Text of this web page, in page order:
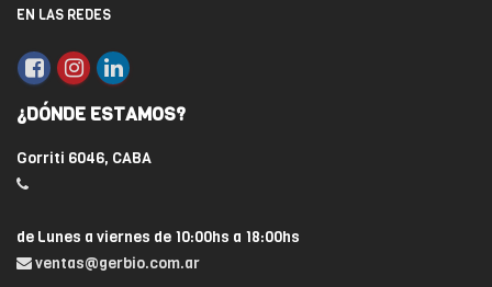
EN LAS REDES
¿DÓNDE ESTAMOS?
Gorriti 6046, CABA
de Lunes a viernes de 10:00hs a 18:00hs
ventas@gerbio.com.ar